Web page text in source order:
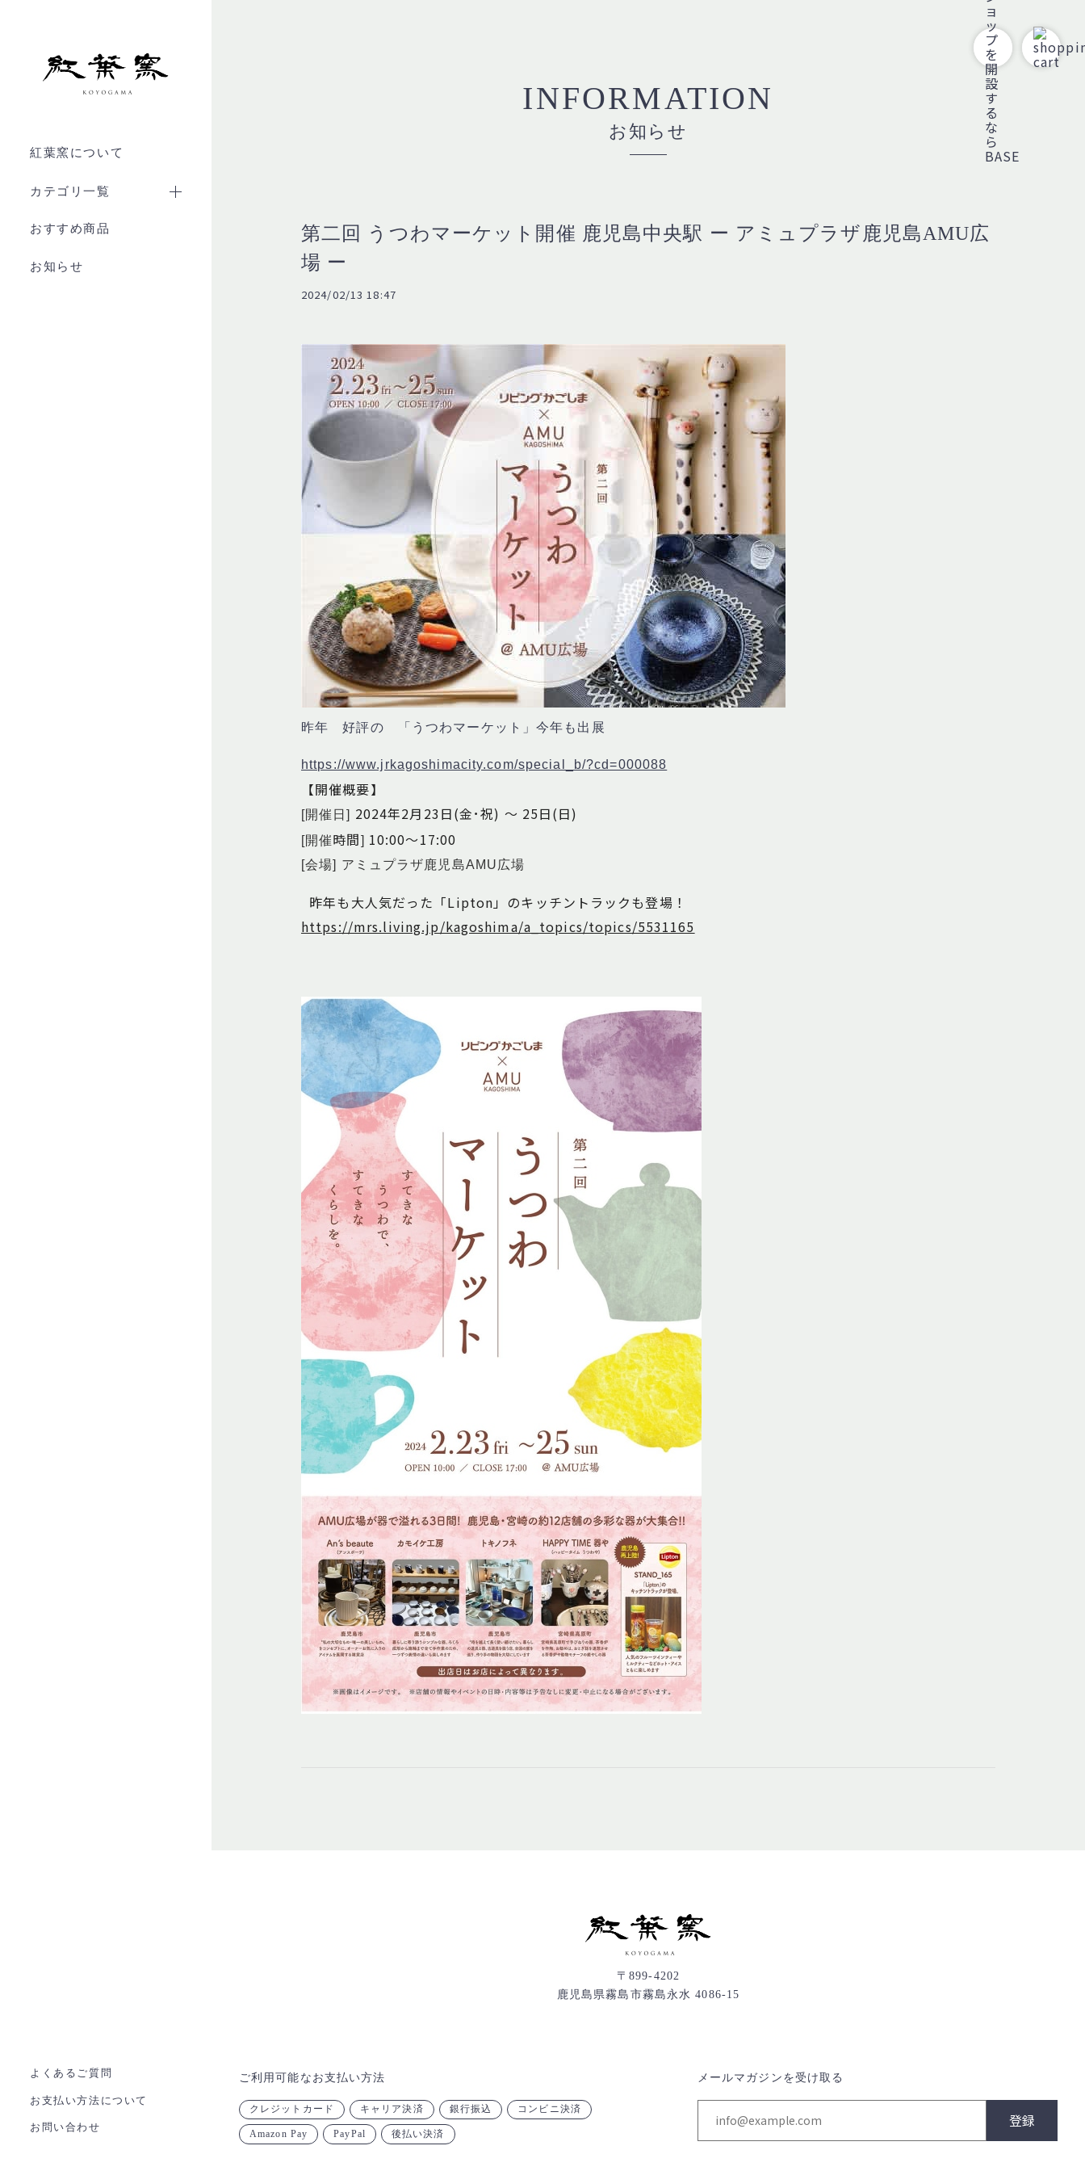
紅葉窯について
カテゴリ一覧
大皿
おすすめ商品
お知らせ
よくあるご質問
お支払い方法について
お問い合わせ
INFORMATION
お知らせ
第二回 うつわマーケット開催 鹿児島中央駅 ー アミュプラザ鹿児島AMU広
場 ー
2024/02/13 18:47
昨年 好評の 「うつわマーケット」今年も出展
https://www.jrkagoshimacity.com/special_b/?cd=000088
【開催概要】
[開催日] 2024年2月23日(金･祝) ～ 25日(日)
[開催時間] 10:00～17:00
[会場] アミュプラザ鹿児島AMU広場
昨年も大人気だった「Lipton」のキッチントラックも登場！
https://mrs.living.jp/kagoshima/a_topics/topics/5531165
〒899-4202
鹿児島県霧島市霧島永水 4086-15
ご利用可能なお支払い方法
クレジットカード キャリア決済 銀行振込 コンビニ決済
Amazon Pay PayPal 後払い決済
メールマガジンを受け取る
登録